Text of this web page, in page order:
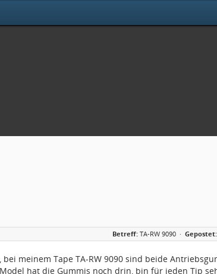
Betreff: TA-RW 9090 · Gepostet:
meinem Tape TA-RW 9090 sind beide
hat die Gummis noch drin, bin für jeden Tip